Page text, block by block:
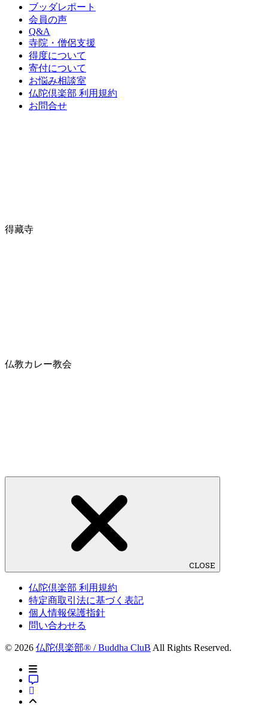
ブッダレポート
会員の声
Q&A
寺院・僧侶支援
得度について
寄付について
お悩み相談室
仏陀倶楽部 利用規約
お問合せ
得藏寺
仏教カレー教会
CLOSE
仏陀倶楽部 利用規約
特定商取引法に基づく表記
個人情報保護指針
問い合わせる
© 2026 仏陀倶楽部® / Buddha CluB All Rights Reserved.